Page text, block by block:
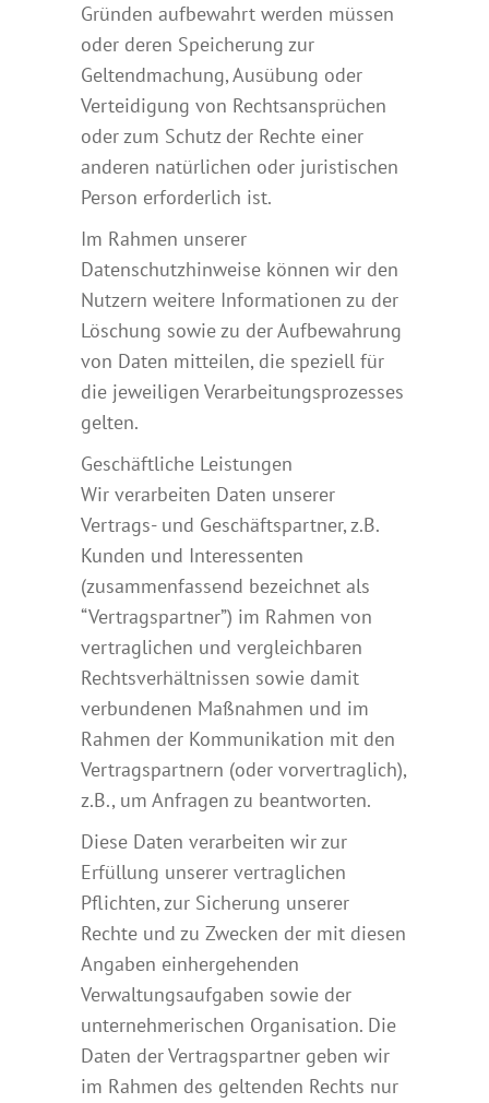
Gründen aufbewahrt werden müssen
oder deren Speicherung zur
Geltendmachung, Ausübung oder
Verteidigung von Rechtsansprüchen
oder zum Schutz der Rechte einer
anderen natürlichen oder juristischen
Person erforderlich ist.
Im Rahmen unserer
Datenschutzhinweise können wir den
Nutzern weitere Informationen zu der
Löschung sowie zu der Aufbewahrung
von Daten mitteilen, die speziell für
die jeweiligen Verarbeitungsprozesses
gelten.
Geschäftliche Leistungen
Wir verarbeiten Daten unserer
Vertrags- und Geschäftspartner, z.B.
Kunden und Interessenten
(zusammenfassend bezeichnet als
“Vertragspartner”) im Rahmen von
vertraglichen und vergleichbaren
Rechtsverhältnissen sowie damit
verbundenen Maßnahmen und im
Rahmen der Kommunikation mit den
Vertragspartnern (oder vorvertraglich),
z.B., um Anfragen zu beantworten.
Diese Daten verarbeiten wir zur
Erfüllung unserer vertraglichen
Pflichten, zur Sicherung unserer
Rechte und zu Zwecken der mit diesen
Angaben einhergehenden
Verwaltungsaufgaben sowie der
unternehmerischen Organisation. Die
Daten der Vertragspartner geben wir
im Rahmen des geltenden Rechts nur